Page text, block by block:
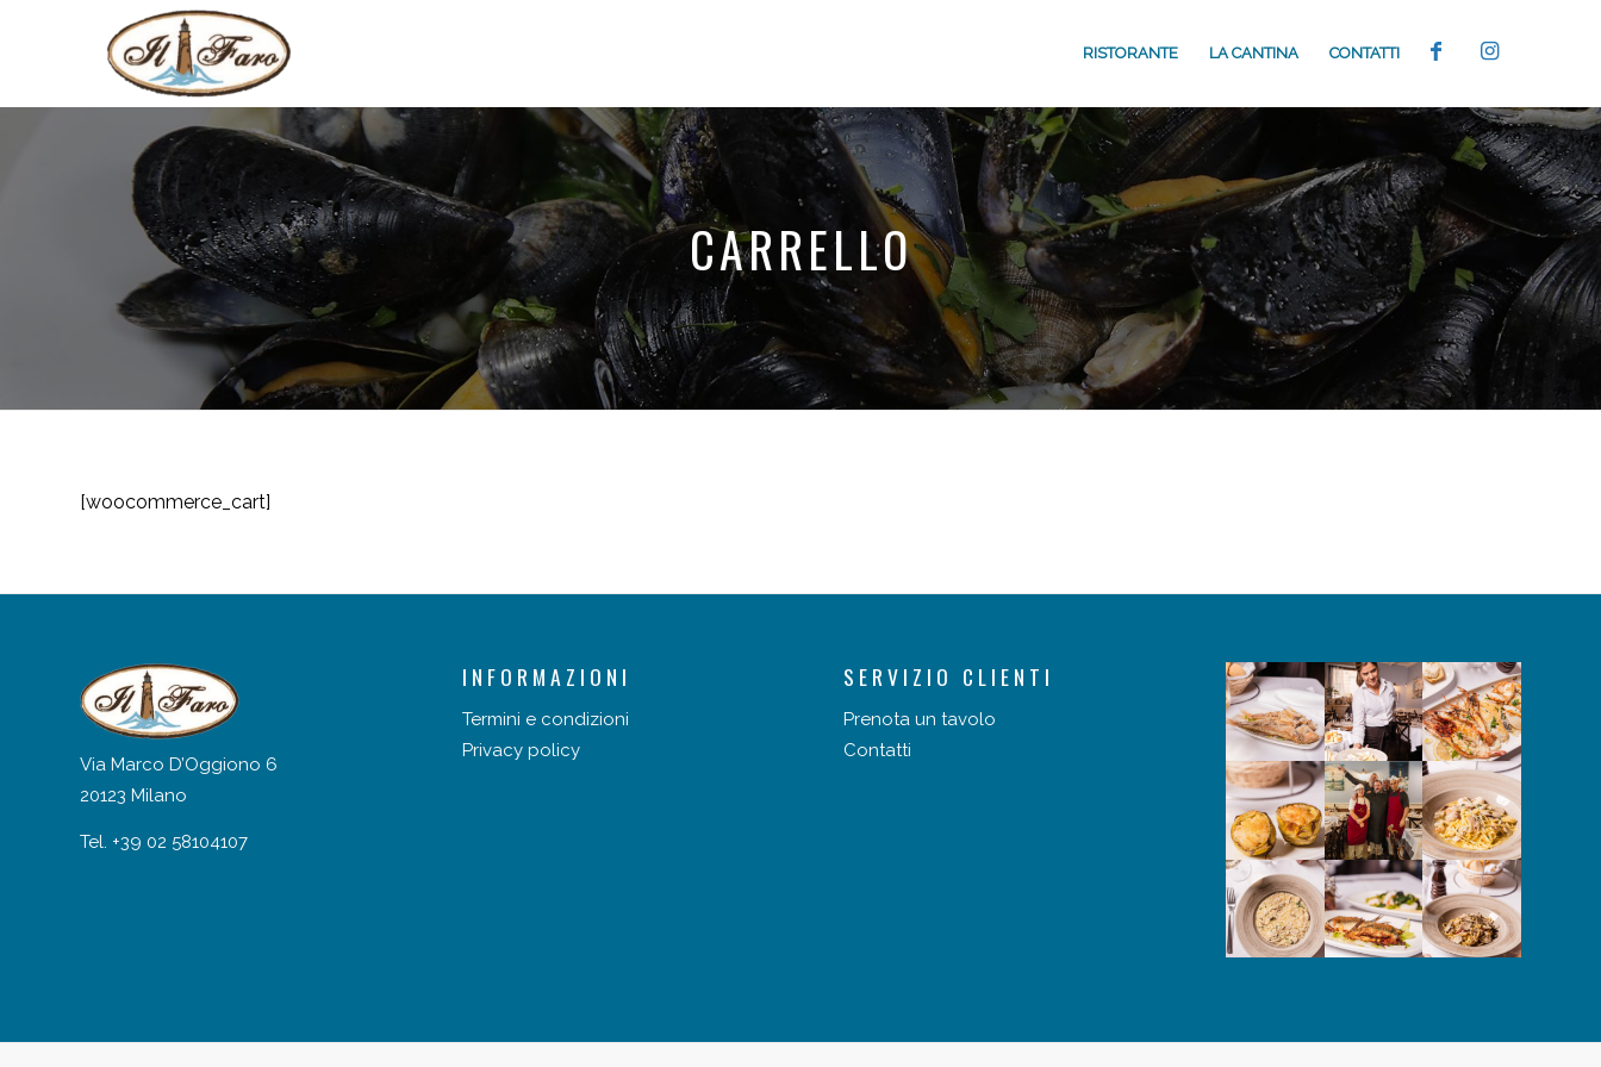
RISTORANTE LA CANTINA CONTATTI
CARRELLO
[woocommerce_cart]
Via Marco D’Oggiono 6
20123 Milano
Tel. +39 02 58104107
INFORMAZIONI
Termini e condizioni
Privacy policy
SERVIZIO CLIENTI
Prenota un tavolo
Contatti